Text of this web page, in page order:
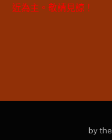
近為主。敬請見諒！
by the